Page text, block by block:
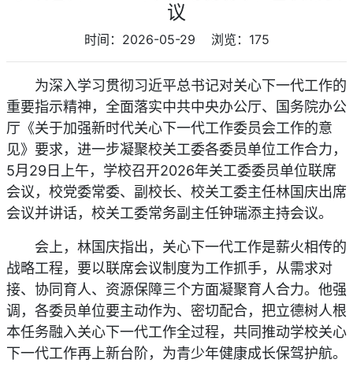
议
时间：2026-05-29 浏览： 175
为深入学习贯彻习近平总书记对关心下一代工作的
重要指示精神，全面落实中共中央办公厅、国务院办公
厅《关于加强新时代关心下一代工作委员会工作的意
见》要求，进一步凝聚校关工委各委员单位工作合力，
5月29日上午，学校召开2026年关工委委员单位联席
会议，校党委常委、副校长、校关工委主任林国庆出席
会议并讲话，校关工委常务副主任钟瑞添主持会议。
会上，林国庆指出，关心下一代工作是薪火相传的
战略工程，要以联席会议制度为工作抓手，从需求对
接、协同育人、资源保障三个方面凝聚育人合力。他强
调，各委员单位要主动作为、密切配合，把立德树人根
本任务融入关心下一代工作全过程，共同推动学校关心
下一代工作再上新台阶，为青少年健康成长保驾护航。